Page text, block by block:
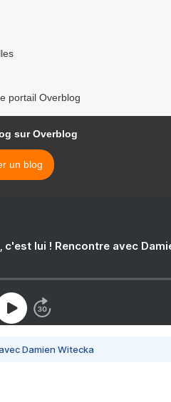
portail Overblog
sur Overblog
un blog
lui ! Rencontre avec
Damien Witecka